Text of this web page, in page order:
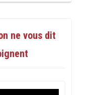
ne vous dit